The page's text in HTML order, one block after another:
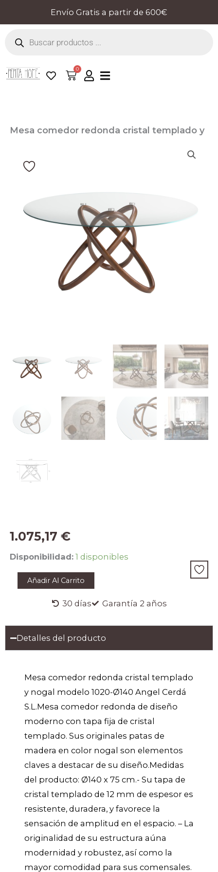
contenido
Envío Gratis a partir de 600€
productos
0
Cart
Mesa comedor redonda cristal templado y
1.075,17 €
Disponibilidad: 1 disponibles
Mesa
comedor
redonda
cristalAñadir Al Carrito
30 días Garantía 2 años
Detalles del producto
Mesa comedor redonda cristal templado
y nogal modelo 1020-Ø140 Angel Cerdá
S.L.Mesa comedor redonda de diseño
moderno con tapa fija de cristal
templado. Sus originales patas de
madera en color nogal son elementos
claves a destacar de su diseño.Medidas
del producto: Ø140 x 75 cm.- Su tapa de
cristal templado de 12 mm de espesor es
resistente, duradera, y favorece la
sensación de amplitud en el espacio. – La
originalidad de su estructura aúna
modernidad y robustez, así como la
mayor comodidad para sus comensales.